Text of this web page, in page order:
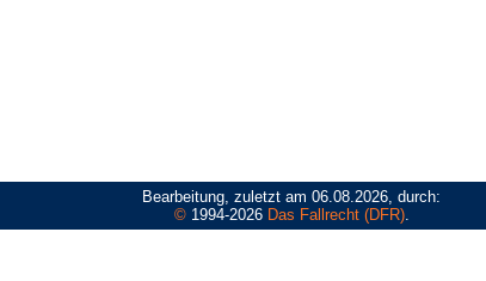
Bearbeitung, zuletzt am 06.08.2026, durch:
©1994-2026 Das Fallrecht (DFR).